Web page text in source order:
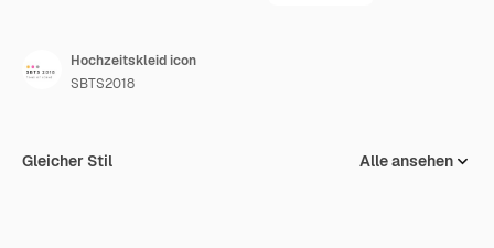
Hochzeitskleid icon
SBTS2018
Gleicher Stil Alle ansehen